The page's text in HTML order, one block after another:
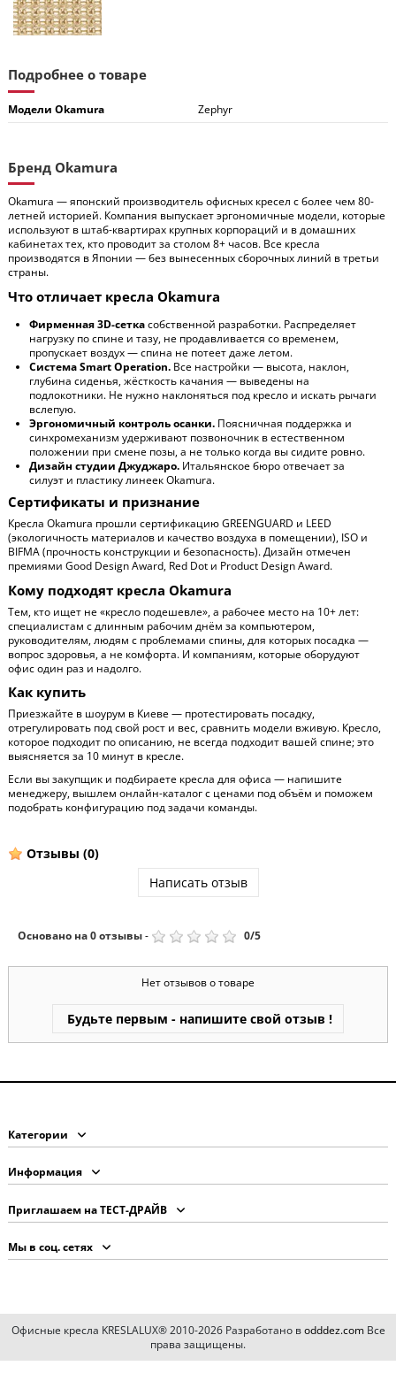
Подробнее о товаре
Модели Okamura Zephyr
Бренд Okamura
Okamura — японский производитель офисных кресел с более чем 80-
летней историей. Компания выпускает эргономичные модели, которые
используют в штаб-квартирах крупных корпораций и в домашних
кабинетах тех, кто проводит за столом 8+ часов. Все кресла
производятся в Японии — без вынесенных сборочных линий в третьи
страны.
Что отличает кресла Okamura
Фирменная 3D-сеткасобственной разработки. Распределяет
нагрузку по спине и тазу, не продавливается со временем,
пропускает воздух — спина не потеет даже летом.
Система Smart Operation. Все настройки — высота, наклон,
глубина сиденья, жёсткость качания — выведены на
подлокотники. Не нужно наклоняться под кресло и искать рычаги
вслепую.
Эргономичный контроль осанки. Поясничная поддержка и
синхромеханизм удерживают позвоночник в естественном
положении при смене позы, а не только когда вы сидите ровно.
Дизайн студии Джуджаро. Итальянское бюро отвечает за
силуэт и пластику линеек Okamura.
Сертификаты и признание
Кресла Okamura прошли сертификацию GREENGUARD и LEED
(экологичность материалов и качество воздуха в помещении), ISO и
BIFMA (прочность конструкции и безопасность). Дизайн отмечен
премиями Good Design Award, Red Dot и Product Design Award.
Кому подходят кресла Okamura
Тем, кто ищет не «кресло подешевле», а рабочее место на 10+ лет:
специалистам с длинным рабочим днём за компьютером,
руководителям, людям с проблемами спины, для которых посадка —
вопрос здоровья, а не комфорта. И компаниям, которые оборудуют
офис один раз и надолго.
Как купить
Приезжайте в шоурум в Киеве — протестировать посадку,
отрегулировать под свой рост и вес, сравнить модели вживую. Кресло,
которое подходит по описанию, не всегда подходит вашей спине; это
выясняется за 10 минут в кресле.
Если вы закупщик и подбираете кресла для офиса — напишите
менеджеру, вышлем онлайн-каталог с ценами под объём и поможем
подобрать конфигурацию под задачи команды.
Отзывы (0)
Написать отзыв
Основано на0отзывы- 0/5
Нет отзывов о товаре
Будьте первым - напишите свой отзыв !
Категории
Информация
Приглашаем на ТЕСТ-ДРАЙВ
Мы в соц. сетях
Офисные кресла KRESLALUX® 2010-2026 Разработано вodddez.comВсе
права защищены.